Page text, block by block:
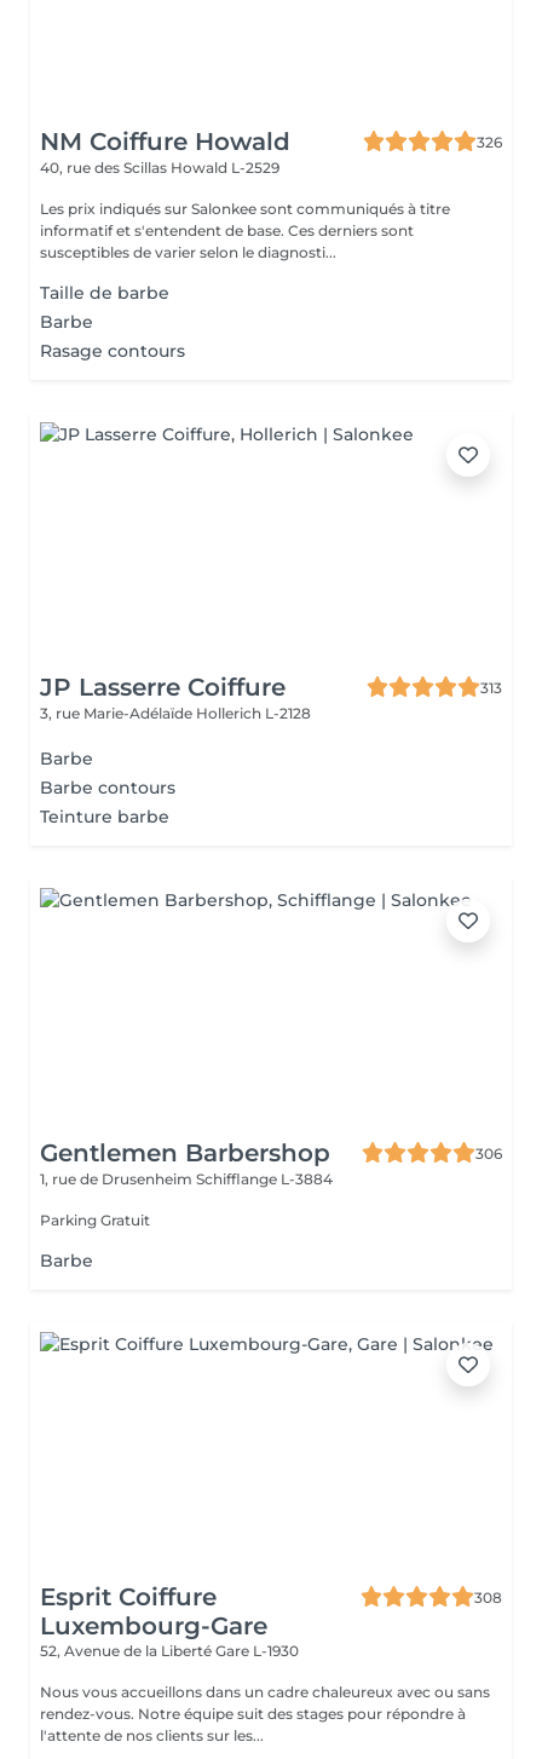
NM Coiffure Howald
326
40, rue des Scillas Howald L-2529
Les prix indiqués sur Salonkee sont communiqués à titre
informatif et s'entendent de base. Ces derniers sont
susceptibles de varier selon le diagnosti...
Taille de barbe
Barbe
Rasage contours
JP Lasserre Coiffure
313
3, rue Marie-Adélaïde Hollerich L-2128
Barbe
Barbe contours
Teinture barbe
Gentlemen Barbershop
306
1, rue de Drusenheim Schifflange L-3884
Parking Gratuit
Barbe
Esprit Coiffure
Luxembourg-Gare
308
52, Avenue de la Liberté Gare L-1930
Nous vous accueillons dans un cadre chaleureux avec ou sans
rendez-vous. Notre équipe suit des stages pour répondre à
l'attente de nos clients sur les...